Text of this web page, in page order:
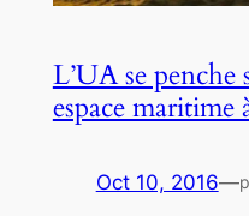
L’UA se penche
espace maritime
Oct 10, 2016—